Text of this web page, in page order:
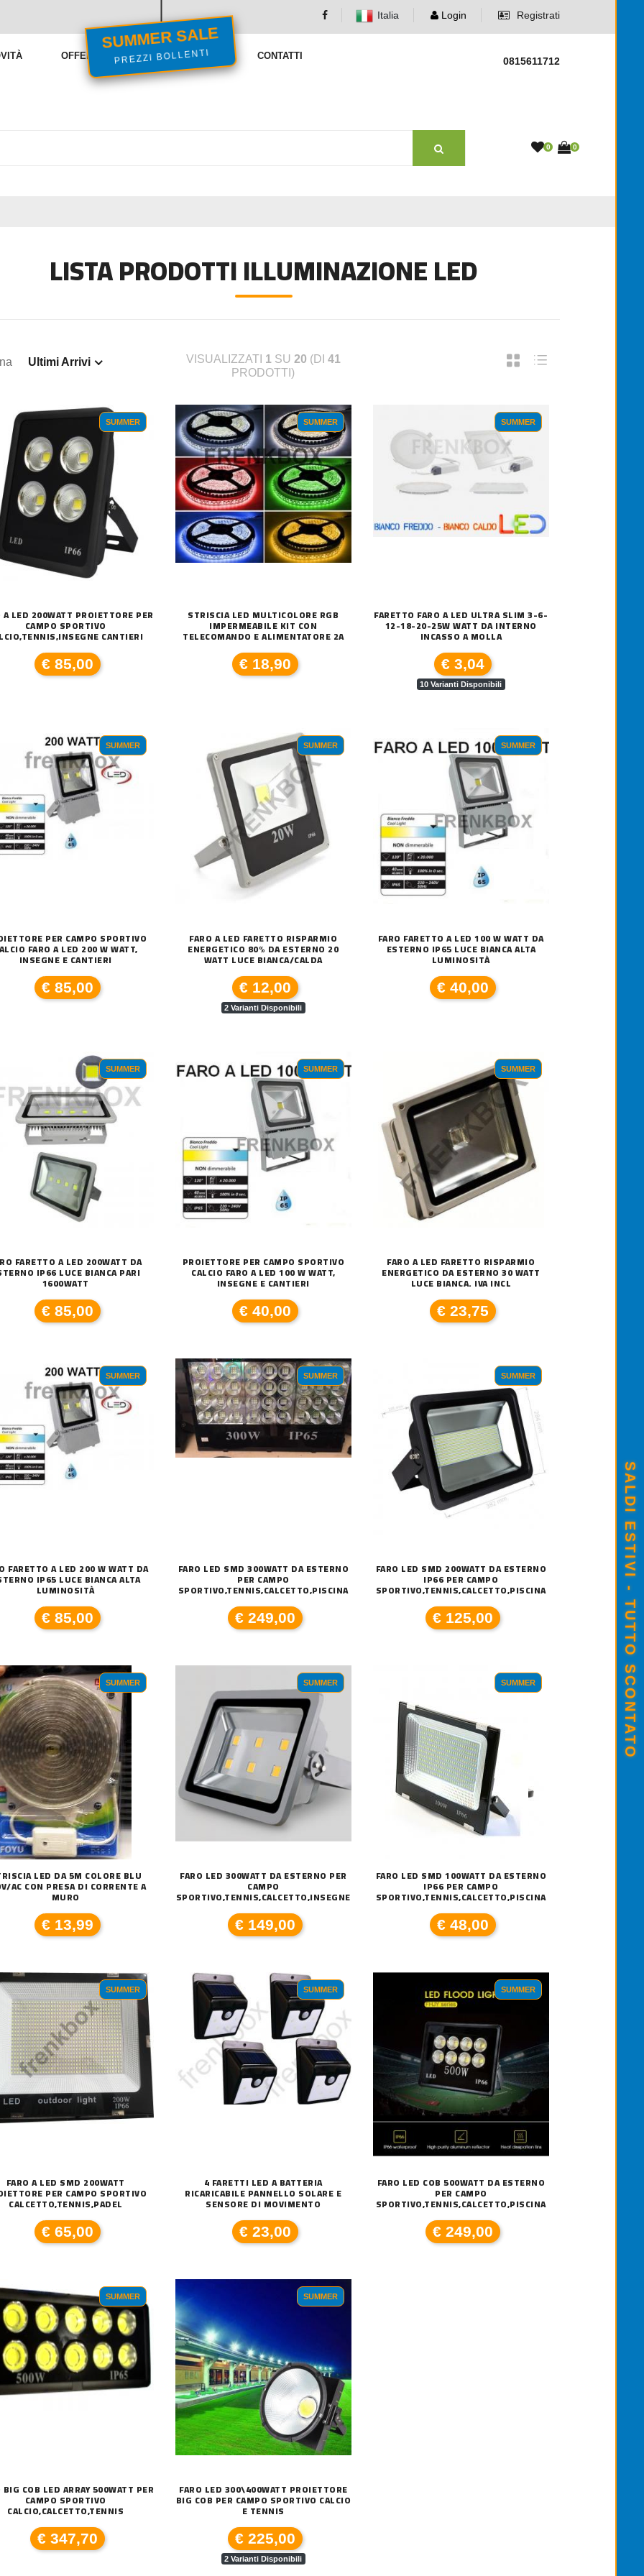
SUMMER SALE
PREZZI BOLLENTI
Italia Login Registrati
OFFERTE VENDITE FLASH CONTATTI 0815611712
0 0
CATENA LUMINOSA DA ESTERNO SOLARE 1 TELECAMERA VIDEOSORVEGLIANZA IP WIF
€ 19,90
MASSAGGIATORE 4 IN 1
€ 27,50
LISTA PRODOTTI ILLUMINAZIONE LED
Ultimi Arrivi VISUALIZZATI 1 SU 20 (DI 41
PRODOTTI)
SUMMER
A LED 200WATT PROIETTORE PER
CAMPO SPORTIVO
CANTIERI
€ 85,00
SUMMER
STRISCIA LED MULTICOLORE RGB
IMPERMEABILE KIT CON
TELECOMANDO E ALIMENTATORE 2A
€ 18,90
SUMMER
FARETTO FARO A LED ULTRA SLIM 3-6-
12-18-20-25W WATT DA INTERNO
INCASSO A MOLLA
€ 3,04
10 Varianti Disponibili
SUMMER
PER CAMPO SPORTIVO
FARO A LED 200 W WATT,
INSEGNE E CANTIERI
€ 85,00
SUMMER
FARO A LED FARETTO RISPARMIO
ENERGETICO 80% DA ESTERNO 20
WATT LUCE BIANCA/CALDA
€ 12,00
2 Varianti Disponibili
SUMMER
FARO FARETTO A LED 100 W WATT DA
ESTERNO IP65 LUCE BIANCA ALTA
LUMINOSITÀ
€ 40,00
SUMMER
FARETTO A LED 200WATT DA
IP66 LUCE BIANCA PARI
1600WATT
€ 85,00
SUMMER
PROIETTORE PER CAMPO SPORTIVO
CALCIO FARO A LED 100 W WATT,
INSEGNE E CANTIERI
€ 40,00
SUMMER
FARO A LED FARETTO RISPARMIO
ENERGETICO DA ESTERNO 30 WATT
LUCE BIANCA. IVA INCL
€ 23,75
SUMMER
FARETTO A LED 200 W WATT DA
IP65 LUCE BIANCA ALTA
LUMINOSITÀ
€ 85,00
SUMMER
FARO LED SMD 300WATT DA ESTERNO
PER CAMPO
SPORTIVO,TENNIS,CALCETTO,PISCINA
€ 249,00
SUMMER
FARO LED SMD 200WATT DA ESTERNO
IP66 PER CAMPO
SPORTIVO,TENNIS,CALCETTO,PISCINA
€ 125,00
SUMMER
LED DA 5M COLORE BLU
AC CON PRESA DI CORRENTE A
MURO
€ 13,99
SUMMER
FARO LED 300WATT DA ESTERNO PER
CAMPO
SPORTIVO,TENNIS,CALCETTO,INSEGNE
€ 149,00
SUMMER
FARO LED SMD 100WATT DA ESTERNO
IP66 PER CAMPO
SPORTIVO,TENNIS,CALCETTO,PISCINA
€ 48,00
SUMMER
FARO A LED SMD 200WATT
PER CAMPO SPORTIVO
CALCETTO,TENNIS,PADEL
€ 65,00
SUMMER
4 FARETTI LED A BATTERIA
RICARICABILE PANNELLO SOLARE E
SENSORE DI MOVIMENTO
€ 23,00
SUMMER
FARO LED COB 500WATT DA ESTERNO
PER CAMPO
SPORTIVO,TENNIS,CALCETTO,PISCINA
€ 249,00
SUMMER
BIG COB LED ARRAY 500WATT PER
CAMPO SPORTIVO
CALCIO,CALCETTO,TENNIS
€ 347,70
SUMMER
FARO LED 300\400WATT PROIETTORE
BIG COB PER CAMPO SPORTIVO CALCIO
E TENNIS
€ 225,00
2 Varianti Disponibili
SALDI ESTIVI - TUTTO SCONTATO